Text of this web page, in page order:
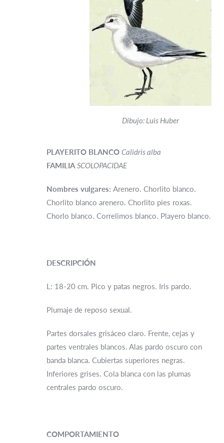
Dibujo: Luis Huber
PLAYERITO BLANCO Calidris alba
FAMILIA SCOLOPACIDAE
Nombres vulgares: Arenero. Chorlito blanco.
Chorlito blanco arenero. Chorlito pies roxas.
Chorlo blanco. Correlimos blanco. Playero blanco.
DESCRIPCIÓN
L: 18-20 cm. Pico y patas negros. Iris pardo.
Plumaje de reposo sexual.
Partes dorsales grisáceo claro. Frente, cejas y
partes ventrales blancos. Alas pardo oscuro con
banda blanca. Cubiertas superiores negras.
Inferiores grises. Cola blanca con las plumas
centrales pardo oscuro.
COMPORTAMIENTO